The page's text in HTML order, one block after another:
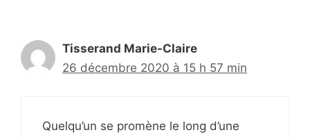
Tisserand Marie-Claire
26 décembre 2020 à 15 h 57 min
Quelqu’un se promène le long d’une